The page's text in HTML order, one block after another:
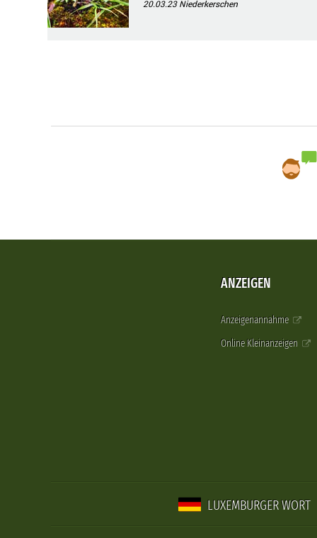
20.03.23Niederkerschen
ANZEIGEN
Anzeigenannahme
Online Kleinanzeigen
LUXEMBURGER WORT